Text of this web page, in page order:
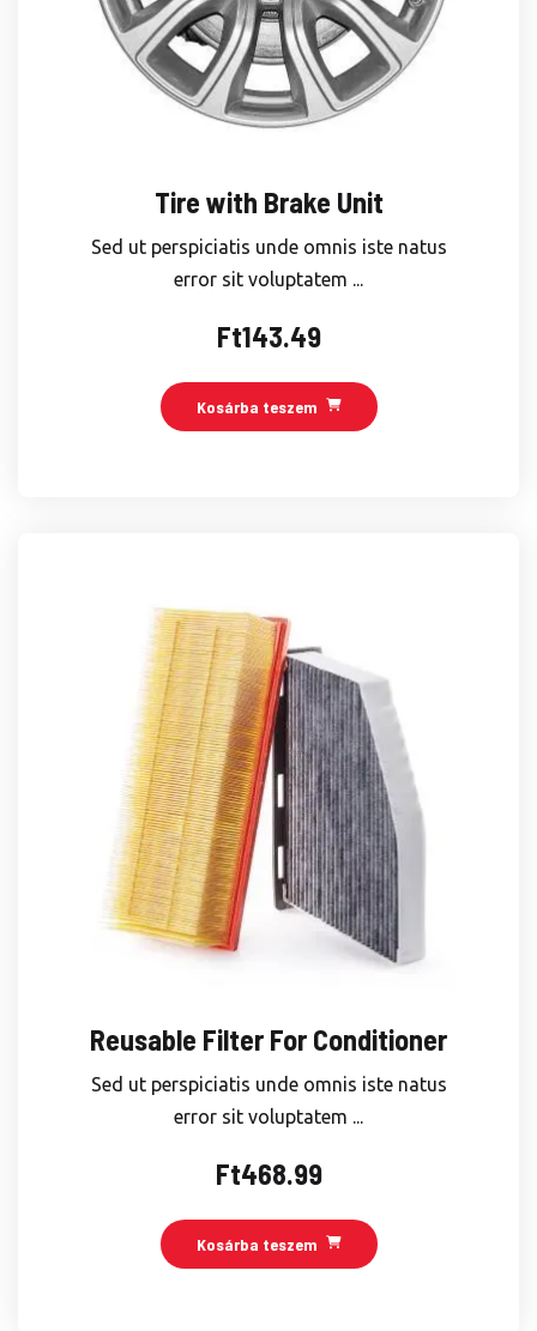
Tire with Brake Unit
Sed ut perspiciatis unde omnis iste natus
error sit voluptatem ...
Ft143.49
Kosárba teszem
Reusable Filter For Conditioner
Sed ut perspiciatis unde omnis iste natus
error sit voluptatem ...
Ft468.99
Kosárba teszem